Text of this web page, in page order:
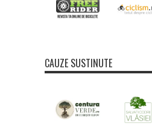
CAUZE SUSTINUTE